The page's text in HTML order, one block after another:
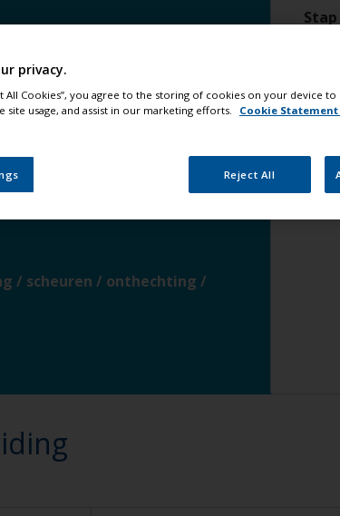
verander
verander
/ scheuren / onthechting /
Stap
privacy.
All Cookies”, you agree to the storing of cookies on your device to
site usage, and assist in our marketing efforts.
Cookie
Reject All